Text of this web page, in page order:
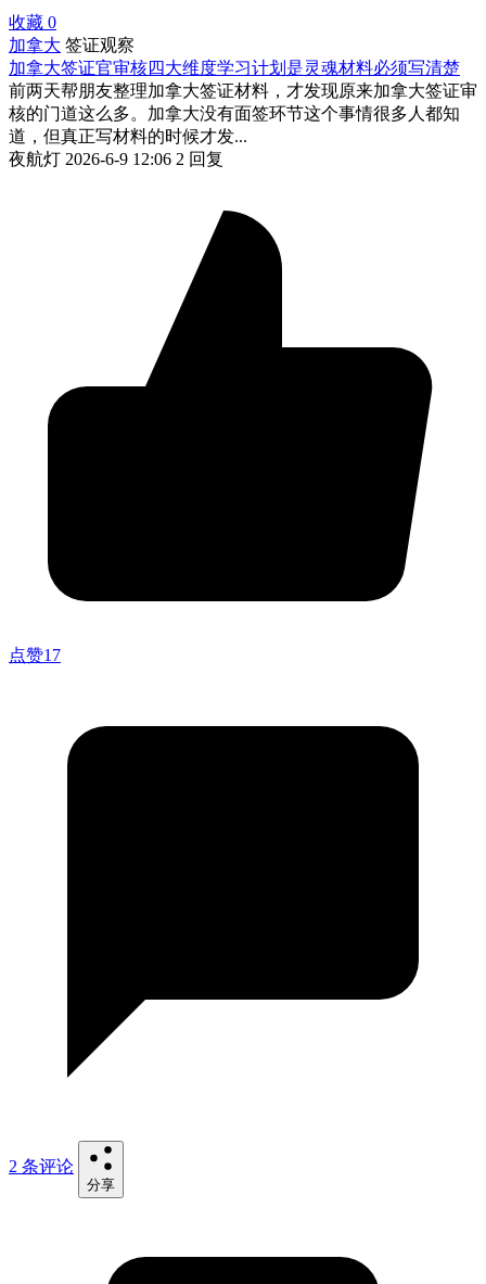
收藏 0
加拿大 签证观察
加拿大签证官审核四大维度学习计划是灵魂材料必须写清楚
前两天帮朋友整理加拿大签证材料，才发现原来加拿大签证审
核的门道这么多。加拿大没有面签环节这个事情很多人都知
道，但真正写材料的时候才发...
夜航灯 2026-6-9 12:06 2 回复
点赞17
2 条评论
分享